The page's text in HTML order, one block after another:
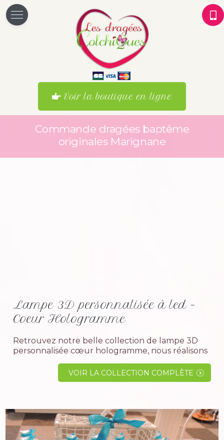
Voir la boutique en ligne
Commande dragées baptême
originales Marignane
Lampe 3D personnalisée à led -
Coeur Hologramme
Retrouvez notre belle collection de lampe 3D
personnalisée cœur hologramme, nous réalisons
pour votre événement anniversaire ou Noël,...
VOIR LA COLLECTION COMPLÈTE